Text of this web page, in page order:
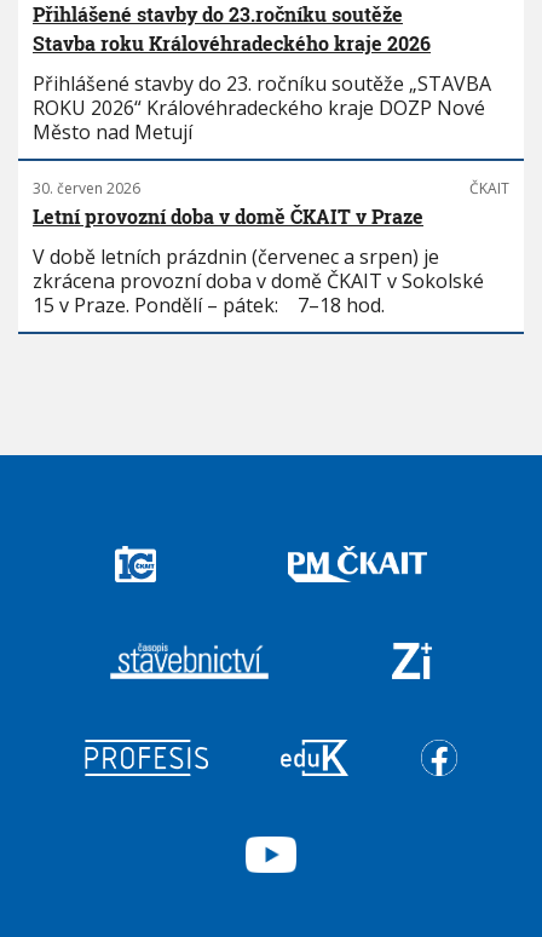
Přihlášené stavby do 23.ročníku soutěže
Stavba roku Královéhradeckého kraje 2026
Přihlášené stavby do 23. ročníku soutěže „STAVBA
ROKU 2026“ Královéhradeckého kraje DOZP Nové
Město nad Metují
30. červen 2026 ČKAIT
Letní provozní doba v domě ČKAIT v Praze
V době letních prázdnin (červenec a srpen) je
zkrácena provozní doba v domě ČKAIT v Sokolské
15 v Praze. Pondělí – pátek: 7–18 hod.